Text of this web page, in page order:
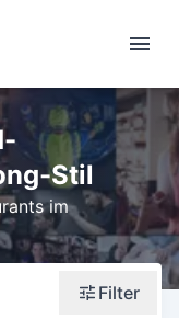
Stil
im
Filter